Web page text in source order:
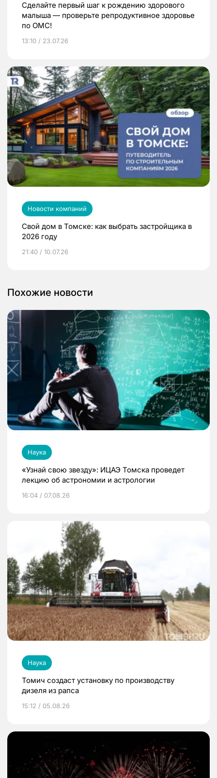
Сделайте первый шаг к рождению здорового
малыша — проверьте репродуктивное здоровье
по ОМС!
13:10 / 23.07.26
Новости компаний
Свой дом в Томске: как выбрать застройщика в
2026 году
21:40 / 10.07.26
Похожие новости
Наука
«Узнай свою звезду»: ИЦАЭ Томска проведет
лекцию об астрономии и астрологии
16:04 / 07.08.26
Наука
Томич создаст установку по производству
дизеля из рапса
15:12 / 05.08.26